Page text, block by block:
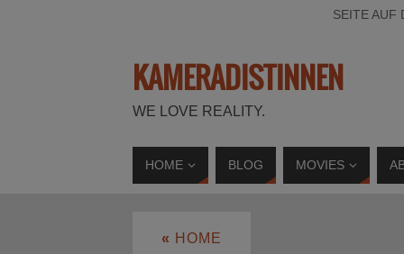
SEITE AUF
KAMERADISTINNEN
WE LOVE REALITY.
HOME BLOG MOVIES
« HOME